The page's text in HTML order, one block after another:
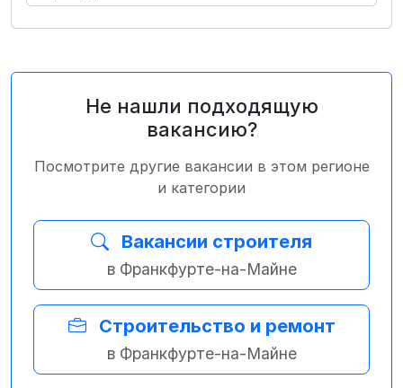
Не нашли подходящую
вакансию?
Посмотрите другие вакансии в этом регионе
и категории
Вакансии строителя
в Франкфурте-на-Майне
Строительство и ремонт
в Франкфурте-на-Майне